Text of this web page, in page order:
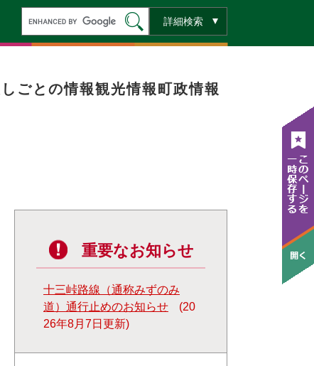
ー
ー
詳細検索
しごとの情報観光情報町政情報
重要なお知らせ
十三峠路線（通称みずのみ
道）通行止めのお知らせ
20
26年8月7日更新